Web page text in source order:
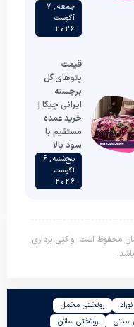
جمعه , 7
آگوست
2026
قیمت
پتوهای گل
برجسته
ایرانی چیکا |
خرید عمده
مستقیم با
سود بالا
پنج‌شنبه , 6
آگوست
2026
محفوظ است. و کپی برداری
روتختی مخمل
سنتی روتختی ساتن